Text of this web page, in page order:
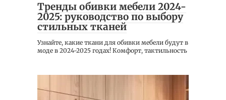
Тренды обивки мебели 2024-
2025: руководство по выбору
стильных тканей
Узнайте, какие ткани для обивки мебели будут в
моде в 2024-2025 годах! Комфорт, тактильность